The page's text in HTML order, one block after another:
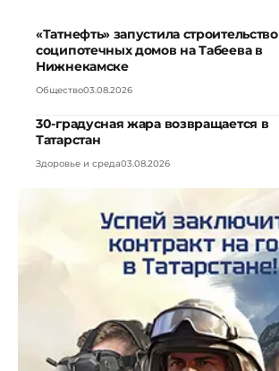
«Татнефть» запустила строительство
соципотечных домов на Табеева в
Нижнекамске
Общество03.08.2026
30-градусная жара возвращается в
Татарстан
Здоровье и среда03.08.2026